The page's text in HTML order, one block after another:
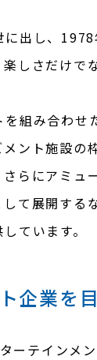
出し、
しさだけで
組み合わせ
ント施設の
らにアミュ
て展開する
ています。
企業を目
ーテインメ